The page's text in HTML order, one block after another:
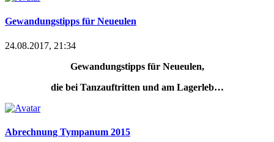
Gewandungstipps für Neueulen
24.08.2017, 21:34
Gewandungstipps für Neueulen,
die bei Tanzauftritten und am Lagerleb…
Abrechnung Tympanum 2015